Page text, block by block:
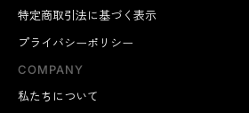
特定商取引法に基づく表示
プライバシーポリシー
COMPANY
私たちについて